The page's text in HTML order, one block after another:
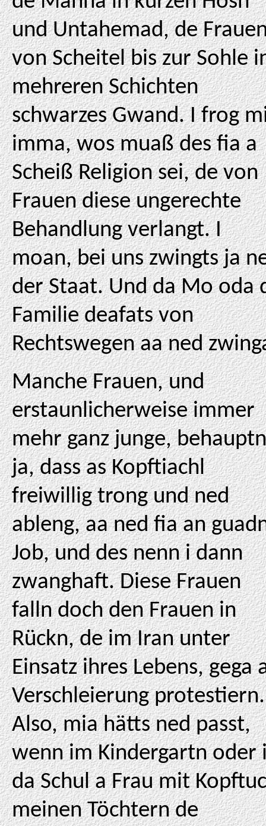
und Untahemad, de
von Scheitel bis zur Sohle
mehreren Schichten
schwarzes Gwand. I frog
imma, wos muaß des fia a
Scheiß Religion sei, de von
Frauen diese ungerechte
Behandlung verlangt. I
moan, bei uns zwingts ja
der Staat. Und da Mo oda
Familie deafats von
Rechtswegen aa ned
Manche Frauen, und
erstaunlicherweise immer
mehr ganz junge, behauptn
ja, dass as Kopftiachl
freiwillig trong und ned
ableng, aa ned fia an
Job, und des nenn i dann
zwanghaft. Diese Frauen
falln doch den Frauen in
Rückn, de im Iran unter
Einsatz ihres Lebens, gega
Verschleierung protestiern.
Also, mia hätts ned passt,
wenn im Kindergartn oder
da Schul a Frau mit
meinen Töchtern de